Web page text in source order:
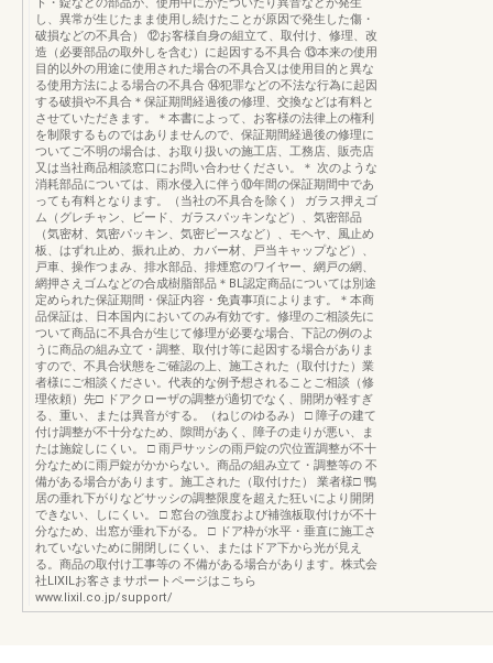
し、異常が生じたまま使用し続けたことが原因で発生した傷・
破損などの不具合） ⑫お客様自身の組立て、取付け、修理、改
造（必要部品の取外しを含む）に起因する不具合 ⑬本来の使用
目的以外の用途に使用された場合の不具合又は使用目的と異な
る使用方法による場合の不具合 ⑭犯罪などの不法な行為に起因
する破損や不具合＊保証期間経過後の修理、交換などは有料と
させていただきます。＊本書によって、お客様の法律上の権利
を制限するものではありませんので、保証期間経過後の修理に
ついてご不明の場合は、お取り扱いの施工店、工務店、販売店
又は当社商品相談窓口にお問い合わせください。＊ 次のような
消耗部品については、雨水侵入に伴う⑩年間の保証期間中であ
っても有料となります。（当社の不具合を除く） ガラス押えゴ
ム（グレチャン、ビード、ガラスパッキンなど）、気密部品
（気密材、気密パッキン、気密ピースなど）、モヘヤ、風止め
板、はずれ止め、振れ止め、カバー材、戸当キャップなど）、
戸車、操作つまみ、排水部品、排煙窓のワイヤー、網戸の網、
網押さえゴムなどの合成樹脂部品＊BL認定商品については別途
定められた保証期間・保証内容・免責事項によります。＊本商
品保証は、日本国内においてのみ有効です。修理のご相談先に
ついて商品に不具合が生じて修理が必要な場合、下記の例のよ
うに商品の組み立て・調整、取付け等に起因する場合がありま
すので、不具合状態をご確認の上、施工された（取付けた）業
者様にご相談ください。代表的な例予想されることご相談（修
理依頼）先□ ドアクローザの調整が適切でなく、開閉が軽すぎ
る、重い、または異音がする。（ねじのゆるみ） □ 障子の建て
付け調整が不十分なため、隙間があく、障子の走りが悪い、ま
たは施錠しにくい。 □ 雨戸サッシの雨戸錠の穴位置調整が不十
分なために雨戸錠がかからない。商品の組み立て・調整等の 不
備がある場合があります。施工された（取付けた） 業者様□ 鴨
居の垂れ下がりなどサッシの調整限度を超えた狂いにより開閉
できない、しにくい。 □ 窓台の強度および補強板取付けが不十
分なため、出窓が垂れ下がる。 □ ドア枠が水平・垂直に施工さ
れていないために開閉しにくい、またはドア下から光が見え
る。商品の取付け工事等の 不備がある場合があります。株式会
社LIXILお客さまサポートページはこちら
www.lixil.co.jp/support/